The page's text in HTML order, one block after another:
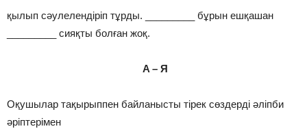
қылып сәулелендіріп тұрды. _________ бұрын ешқашан
_________ сияқты болған жоқ.
A – Я
Оқушылар тақырыппен байланысты тірек сөздерді әліпби
әріптерімен